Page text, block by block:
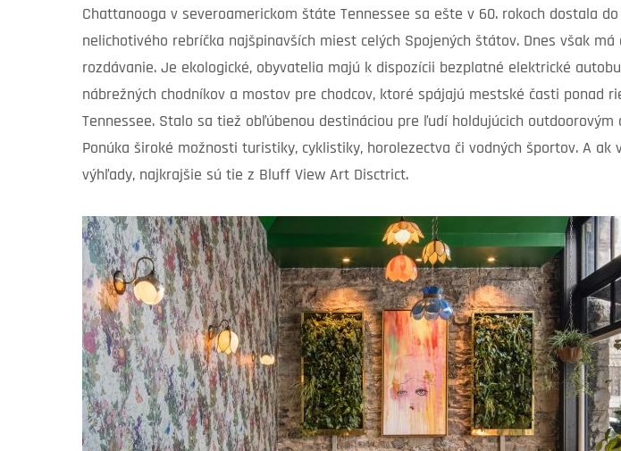
Chattanooga v severoamerickom štáte Tennessee sa ešte v 60. rokoch dostala do
nelichotivého rebríčka najšpinavších miest celých Spojených štátov. Dnes však má
rozdávanie. Je ekologické, obyvatelia majú k dispozícii bezplatné elektrické
nábrežných chodníkov a mostov pre chodcov, ktoré spájajú mestské časti ponad
Tennessee. Stalo sa tiež obľúbenou destináciou pre ľudí holdujúcich outdoorovým
Ponúka široké možnosti turistiky, cyklistiky, horolezectva či vodných športov. A ak
výhľady, najkrajšie sú tie z Bluff View Art Disctrict.